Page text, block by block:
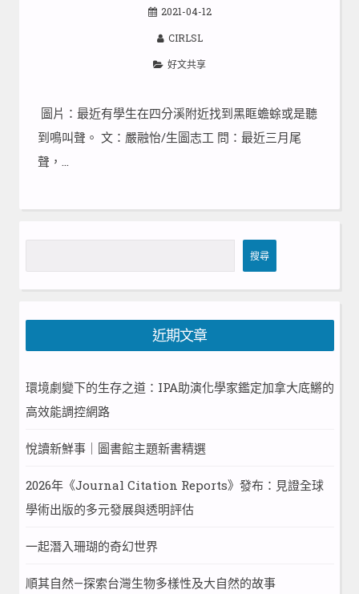
2021-04-12
CIRLSL
好文共享
圖片：最近有學生在四分溪附近找到黑眶蟾蜍或是聽
到鳴叫聲。 文：嚴融怡/生圖志工 問：最近三月尾
聲，…
尋
搜尋
近期文章
環境劇變下的生存之道：IPA助演化學家鑑定加拿大底鱂的
高效能調控網路
悅讀新鮮事｜圖書館主題新書精選
2026年《Journal Citation Reports》發布：見證全球
學術出版的多元發展與透明評估
一起潛入珊瑚的奇幻世界
順其自然—探索台灣生物多樣性及大自然的故事